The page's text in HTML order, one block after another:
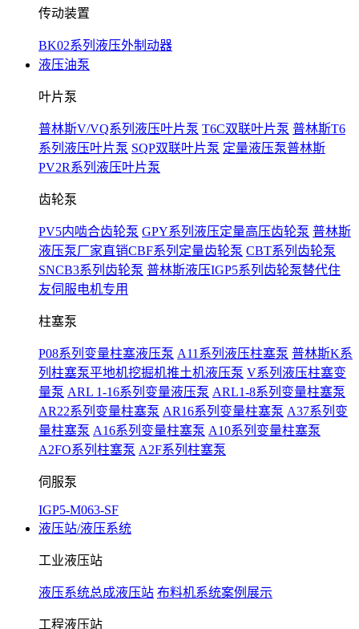
传动装置
BK02系列液压外制动器
液压油泵
叶片泵
普林斯V/VQ系列液压叶片泵 T6C双联叶片泵 普林斯T6
系列液压叶片泵 SQP双联叶片泵 定量液压泵普林斯
PV2R系列液压叶片泵
齿轮泵
PV5内啮合齿轮泵 GPY系列液压定量高压齿轮泵 普林斯
液压泵厂家直销CBF系列定量齿轮泵 CBT系列齿轮泵
SNCB3系列齿轮泵 普林斯液压IGP5系列齿轮泵替代住
友伺服电机专用
柱塞泵
P08系列变量柱塞液压泵 A11系列液压柱塞泵 普林斯K系
列柱塞泵平地机挖掘机推土机液压泵 V系列液压柱塞变
量泵 ARL 1-16系列变量液压泵 ARL1-8系列变量柱塞泵
AR22系列变量柱塞泵 AR16系列变量柱塞泵 A37系列变
量柱塞泵 A16系列变量柱塞泵 A10系列变量柱塞泵
A2FO系列柱塞泵 A2F系列柱塞泵
伺服泵
IGP5-M063-SF
液压站/液压系统
工业液压站
液压系统总成液压站 布料机系统案例展示
工程液压站